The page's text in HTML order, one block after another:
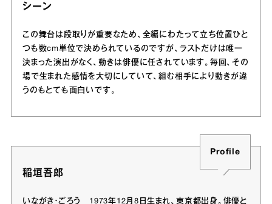
シーン
この舞台は段取りが重要なため、全編にわたって立ち位置ひと
つも数cm単位で決められているのですが、ラストだけは唯一
決まった演出がなく、動きは俳優に任されています。毎回、その
場で生まれた感情を大切にしていて、組む相手により動きが違
うのもとても面白いです。
Profile
稲垣吾郎
いながき・ごろう 1973年12月8日生まれ、東京都出身。俳優と